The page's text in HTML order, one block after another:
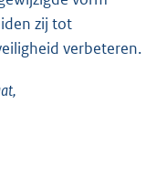
zij tot
verbeteren.